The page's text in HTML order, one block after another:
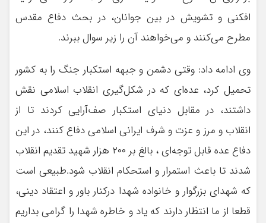
افکنی و تشویش در بین جوانان، در بحث دفاع مقدس
مطرح می‌کنند و می‌خواهند آن را زیر سوال ببرند.
وی ادامه داد: وقتی دشمن و جبهه استکبار جنگ را به کشور
تحمیل کرد، عده‌ای که در شکل‌گیری انقلاب اسلامی نقش
داشتند، در مقابل دنیای استکبار صف‌آرایی کردند تا از
انقلاب و مرز و عزت و شرف ایرانی اسلامی دفاع کنند، در این
دفاع عده قابل توجه‌ای ، بالغ بر ۲۰۰ هزار شهید تقدیم انقلاب
شدند تا باعث استمرار و استحکام انقلاب شود.طبیعی است
که شهدای بزرگوار و خانواده شهدا درکنار باور و اعتقاد دینی،
قطعا از ما انتظار دارند که یاد و خاطره شهدا را گرامی بداریم